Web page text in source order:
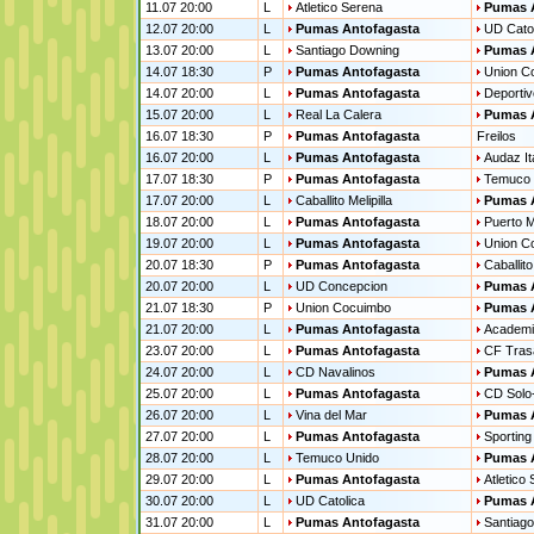
11.07 20:00 L Atletico Serena
Pumas
12.07 20:00
L Pumas Antofagasta
UD
13.07 20:00
L Santiago Downing
Pumas
14.07 18:30
P Pumas Antofagasta
Union
14.07 20:00
L Pumas Antofagasta
15.07 20:00
L Real La Calera
Pumas
16.07 18:30
P Pumas Antofagasta
Freilos
16.07 20:00
L Pumas Antofagasta
Audaz
17.07 18:30
P Pumas Antofagasta
Temuco
17.07 20:00
L Caballito Melipilla
Pumas
18.07 20:00
L Pumas Antofagasta
Puerto
19.07 20:00
L Pumas Antofagasta
Union
20.07 18:30
P Pumas Antofagasta
20.07 20:00
L UD Concepcion
Pumas
21.07 18:30
P Union Cocuimbo
Pumas
21.07 20:00
L Pumas Antofagasta
23.07 20:00
L Pumas Antofagasta
CF
24.07 20:00
L CD Navalinos
Pumas
25.07 20:00
L Pumas Antofagasta
CD
26.07 20:00
L Vina del Mar
Pumas
27.07 20:00
L Pumas Antofagasta
Sporting
28.07 20:00
L Temuco Unido
Pumas
29.07 20:00
L Pumas Antofagasta
Atletico
30.07 20:00
L UD Catolica
Pumas
31.07 20:00
L Pumas Antofagasta